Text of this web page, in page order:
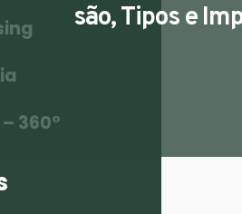
360º
são, Tipos e